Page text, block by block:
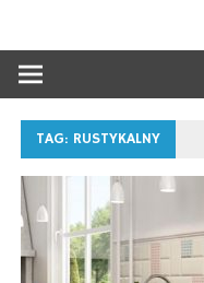
TAG: RUSTYKALNY